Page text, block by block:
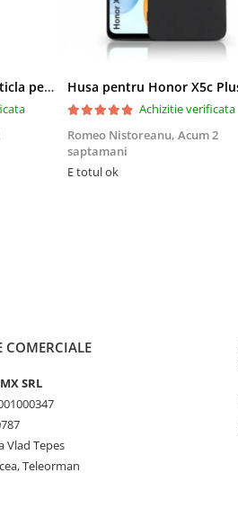
Folie de Protectie din Sticla pentru Nokia G22 cu Kit Montare Inclus, Adeziv pe toata suprafata, Protectie Anti-Zgarieturi si Socuri
Achizitie verificata
Romeo Nistoreanu, Acum 2
saptamani
E totul ok
COMERCIALE
SRL
Vlad Tepes
Teleorman